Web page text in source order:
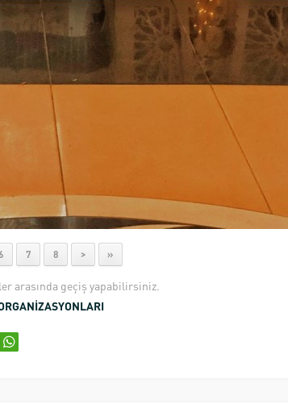
7 8 > »
arasında geçiş yapabilirsiniz.